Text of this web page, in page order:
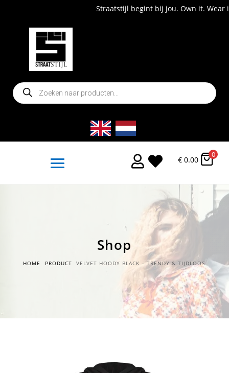
Straatstijl begint bij jou. Own it. Wear it.
Producten
zoeken
  € 0.00
0
Shop
HOME PRODUCT VELVET HOODY BLACK – TRENDY & TIJDLOOS